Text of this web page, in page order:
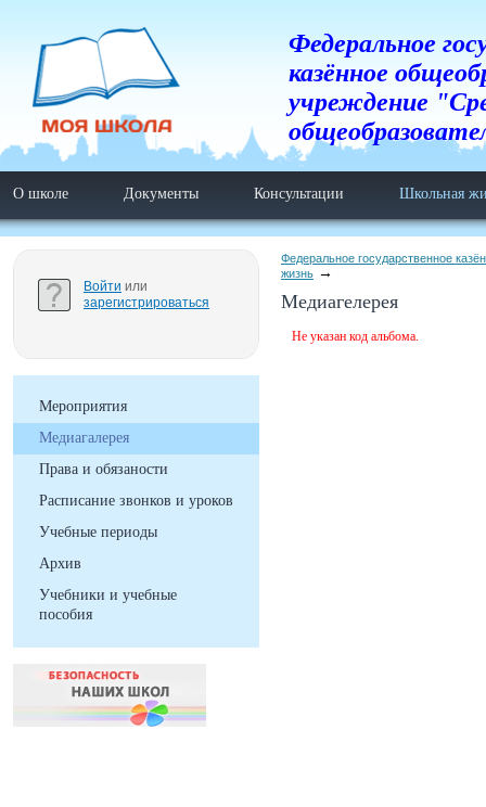
Федеральное
казённое
учреждение
О школе Документы Консультации Школьная
Войти или
зарегистрироваться
Мероприятия
Медиагалерея
Права и обязаности
Расписание звонков и уроков
Учебные периоды
Архив
Учебники и учебные
пособия
Федеральное государственное
жизнь
Медиагелерея
Не указан код альбома.